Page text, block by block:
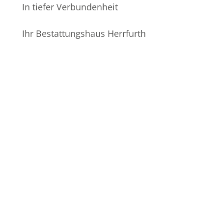
In tiefer Verbundenheit
Ihr Bestattungshaus Herrfurth